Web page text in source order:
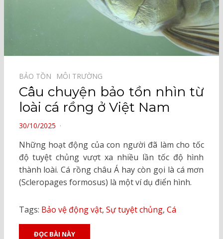
BẢO TỒN⠀ MÔI TRƯỜNG⠀
Câu chuyện bảo tồn nhìn từ
loài cá rồng ở Việt Nam
POSTED
30/10/2025
Những hoạt động của con người đã làm cho tốc
độ tuyệt chủng vượt xa nhiều lần tốc độ hình
thành loài. Cá rồng châu Á hay còn gọi là cá mơn
(Scleropages formosus) là một ví dụ điển hình.
Tags: Bảo vệ động vật, Sự tuyệt chủng, Cá
ĐỌC BÀI NÀY